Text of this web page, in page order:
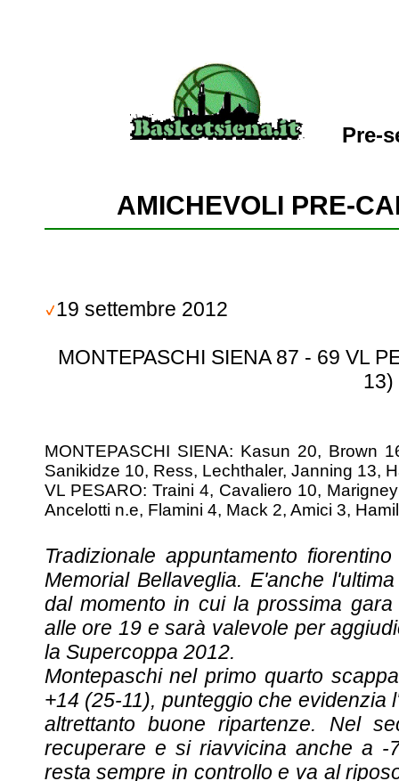
Pre-
AMICHEVOLI PRE-
19 settembre 2012
MONTEPASCHI SIENA 87 - 69 VL
13)
MONTEPASCHI SIENA: Kasun 20, Brown
Sanikidze 10, Ress, Lechthaler, Janning 13,
VL PESARO: Traini 4, Cavaliero 10,
Ancelotti n.e, Flamini 4, Mack 2, Amici 3,
Tradizionale appuntamento
Memorial Bellaveglia. E'anche
dal momento in cui la prossima
alle ore 19 e sarà valevole per
la Supercoppa 2012.
Montepaschi nel primo quarto
+14 (25-11), punteggio che evidenzia
altrettanto buone ripartenze. Nel
recuperare e si riavvicina anche a -
resta sempre in controllo e va al